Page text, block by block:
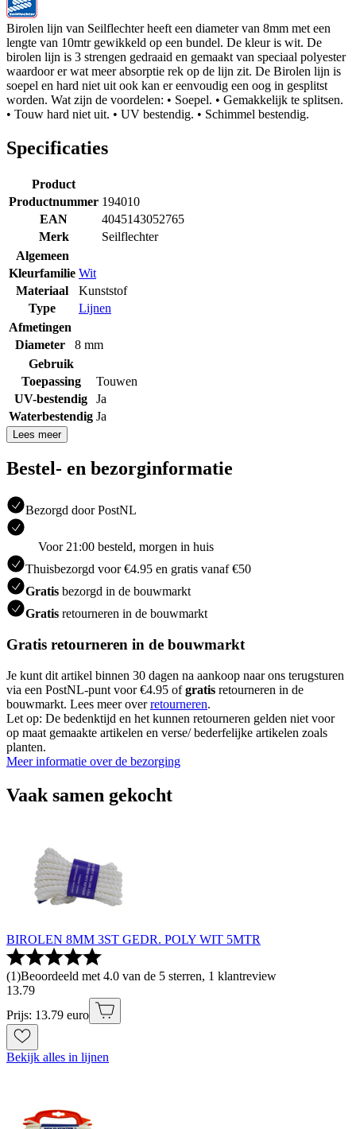
Birolen lijn van Seilflechter heeft een diameter van 8mm met een
lengte van 10mtr gewikkeld op een bundel. De kleur is wit. De
birolen lijn is 3 strengen gedraaid en gemaakt van speciaal polyester
waardoor er wat meer absorptie rek op de lijn zit. De Birolen lijn is
soepel en hard niet uit ook kan er eenvoudig een oog in gesplitst
worden. Wat zijn de voordelen: • Soepel. • Gemakkelijk te splitsen.
• Touw hard niet uit. • UV bestendig. • Schimmel bestendig.
Specificaties
Product
Productnummer 194010
EAN
4045143052765
Merk
Seilflechter
Algemeen
Kleurfamilie Wit
Materiaal
Kunststof
Type
Lijnen
Afmetingen
Diameter
8 mm
Gebruik
Toepassing
Touwen
UV-bestendig
Ja
Waterbestendig Ja
Lees meer
Bestel- en bezorginformatie
Bezorgd door PostNL
Voor 21:00 besteld, morgen in huis
Thuisbezorgd voor €4.95 en gratis vanaf €50
Gratis bezorgd in de bouwmarkt
Gratis retourneren in de bouwmarkt
Gratis retourneren in de bouwmarkt
Je kunt dit artikel binnen 30 dagen na aankoop naar ons terugsturen
via een PostNL-punt voor €4.95 ofgratis retourneren in de
bouwmarkt. Lees meer overretourneren.
Let op: De bedenktijd en het kunnen retourneren gelden niet voor
op maat gemaakte artikelen en verse/ bederfelijke artikelen zoals
planten.
Meer informatie over de bezorging
Vaak samen gekocht
BIROLEN 8MM 3ST GEDR. POLY WIT 5MTR
(1)Beoordeeld met 4.0 van de 5 sterren, 1 klantreview
13.79
Prijs: 13.79 euro
Bekijk alles in lijnen